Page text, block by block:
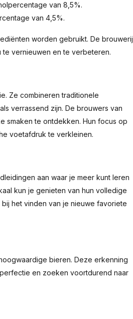
van 8,5%.
van 4,5%.
worden gebruikt. De brouwerij
te vernieuwen en te verbeteren.
Ze combineren traditionele
verrassend zijn. De brouwers van
smaken te ontdekken. Hun focus op
voetafdruk te verkleinen.
aan waar je meer kunt leren
kun je genieten van hun volledige
het vinden van je nieuwe favoriete
bieren. Deze erkenning
en zoeken voortdurend naar